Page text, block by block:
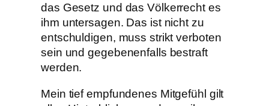
das Gesetz und das Völkerrecht es
ihm untersagen. Das ist nicht zu
entschuldigen, muss strikt verboten
sein und gegebenenfalls bestraft
werden.
Mein tief empfundenes Mitgefühl gilt